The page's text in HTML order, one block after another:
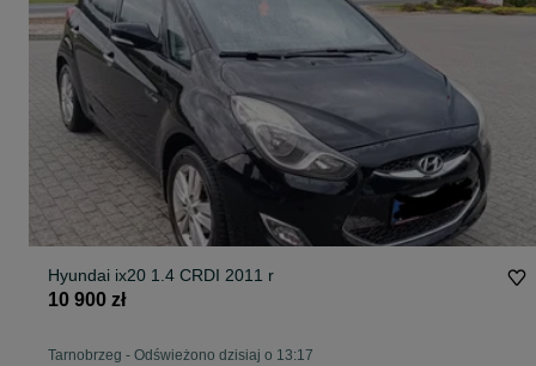
Hyundai ix20 1.4 CRDI 2011 r
10 900 zł
Tarnobrzeg - Odświeżono dzisiaj o 13:17